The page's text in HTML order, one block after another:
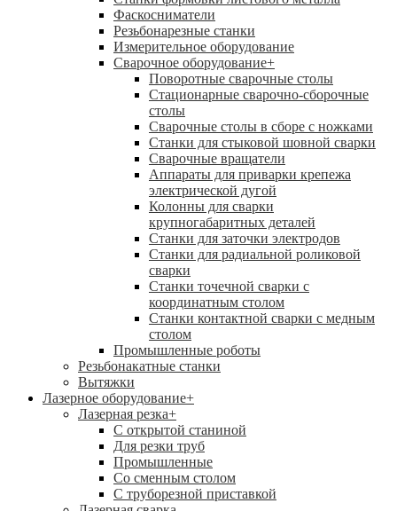
Фаскосниматели
Резьбонарезные станки
Измерительное оборудование
Сварочное оборудование+
Поворотные сварочные столы
Стационарные сварочно-сборочные
столы
Сварочные столы в сборе с ножками
Станки для стыковой шовной сварки
Сварочные вращатели
Аппараты для приварки крепежа
электрической дугой
Колонны для сварки
крупногабаритных деталей
Станки для заточки электродов
Станки для радиальной роликовой
сварки
Станки точечной сварки с
координатным столом
Станки контактной сварки с медным
столом
Промышленные роботы
Резьбонакатные станки
Вытяжки
Лазерное оборудование+
Лазерная резка+
С открытой станиной
Для резки труб
Промышленные
Со сменным столом
С труборезной приставкой